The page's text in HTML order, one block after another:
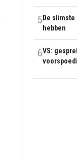
5 De
hebben
6VS: